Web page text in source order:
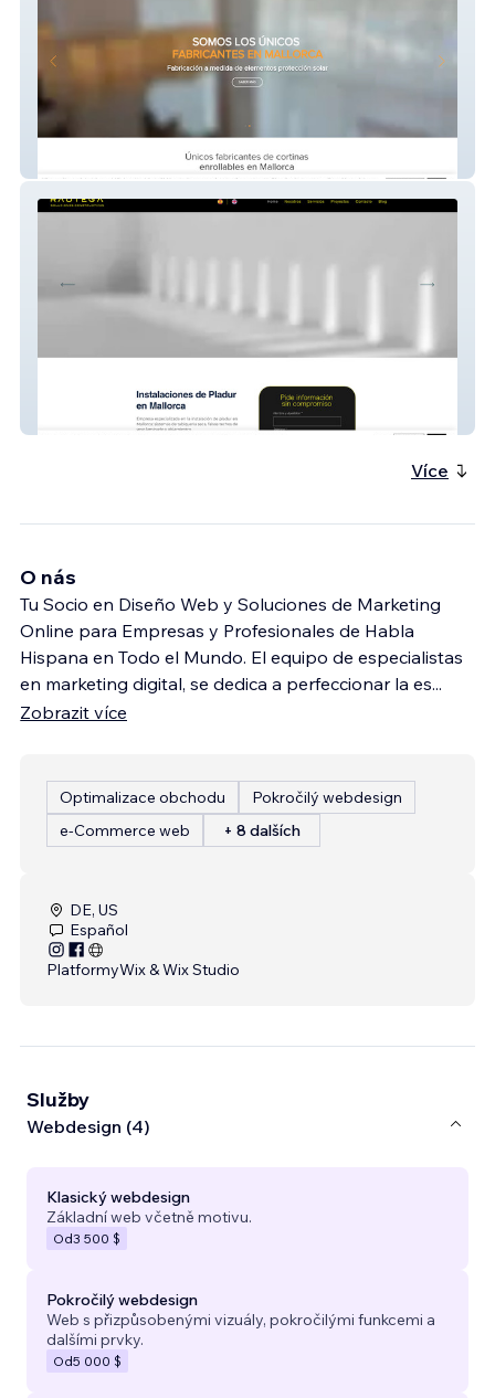
Pladur Mallorca
Více
O nás
Tu Socio en Diseño Web y Soluciones de Marketing
Online para Empresas y Profesionales de Habla
Hispana en Todo el Mundo. El equipo de especialistas
en marketing digital, se dedica a perfeccionar la es...
Zobrazit více
Optimalizace obchodu
Pokročilý webdesign
e‑Commerce web
+ 8 dalších
DE, US
Español
PlatformyWix & Wix Studio
Služby
Webdesign (4)
Klasický webdesign
Základní web včetně motivu.
Od3 500 $
Pokročilý webdesign
Web s přizpůsobenými vizuály, pokročilými funkcemi a
dalšími prvky.
Od5 000 $